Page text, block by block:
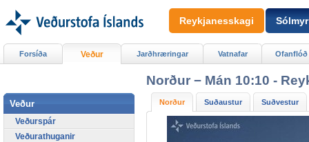
Norður − Mán 10:10 -
Norður Suðaustur Suðvestur
Forsíða Veður Jarðhræringar Vatnafar Ofanflóð
Veður
Veðurspár
Veðurathuganir
Reykjanesskagi